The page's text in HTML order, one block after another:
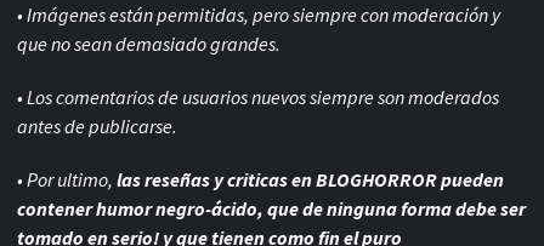
• Imágenes están permitidas, pero siempre conmoderación y
que no sean demasiado grandes.
• Los comentarios de usuarios nuevos siempre son moderados
antes de publicarse.
• Por ultimo, las reseñas y criticas en BLOGHORROR pueden
contener humor negro-ácido, que de ninguna forma debe ser
tomado en serio! y que tienen como fin el puro